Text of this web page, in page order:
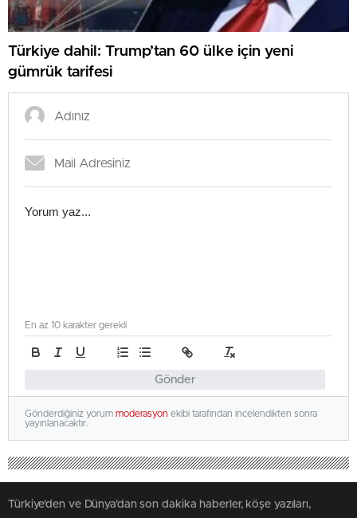
Türkiye dahil: Trump’tan 60 ülke için yeni
gümrük tarifesi
Gönder
En az 10 karakter gerekli
Gönderdiğiniz yorum moderasyon ekibi tarafından incelendikten sonra
yayınlanacaktır.
Türkiye'den ve Dünya’dan son dakika haberler, köşe yazıları,